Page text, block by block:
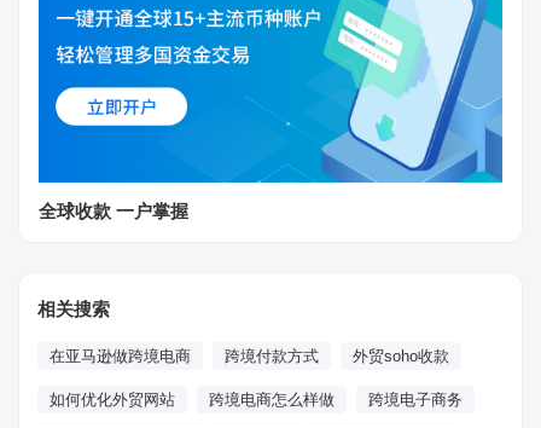
全球收款 一户掌握
相关搜索
在亚马逊做跨境电商 跨境付款方式 外贸soho收款
如何优化外贸网站 跨境电商怎么样做 跨境电子商务